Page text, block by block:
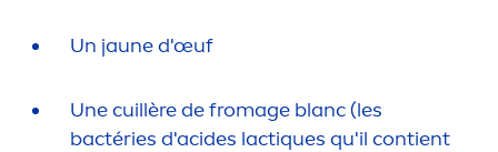
Un jaune d'œuf
Une cuillère de fromage blanc (les
bactéries d'acides lactiques qu'il contient